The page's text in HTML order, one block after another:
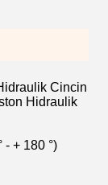
Cincin
Hidraulik
- + 180 °)